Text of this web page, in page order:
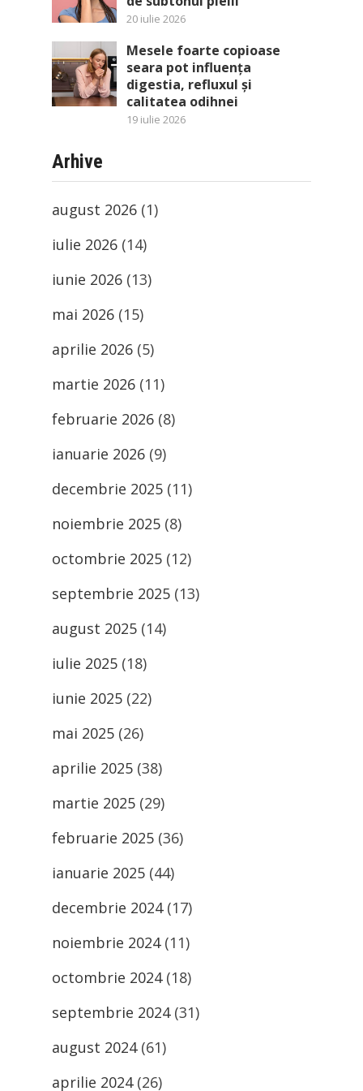
20 iulie 2026
Mesele foarte copioase
seara pot influența
digestia, refluxul și
calitatea odihnei
19 iulie 2026
Arhive
august 2026 (1)
iulie 2026 (14)
iunie 2026 (13)
mai 2026 (15)
aprilie 2026 (5)
martie 2026 (11)
februarie 2026 (8)
ianuarie 2026 (9)
decembrie 2025 (11)
noiembrie 2025 (8)
octombrie 2025 (12)
septembrie 2025 (13)
august 2025 (14)
iulie 2025 (18)
iunie 2025 (22)
mai 2025 (26)
aprilie 2025 (38)
martie 2025 (29)
februarie 2025 (36)
ianuarie 2025 (44)
decembrie 2024(17)
noiembrie 2024(11)
octombrie 2024(18)
septembrie 2024(31)
august 2024(61)
aprilie 2024(26)